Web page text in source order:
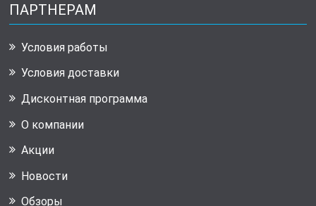
ПАРТНЕРАМ
Условия работы
Условия доставки
Дисконтная программа
О компании
Акции
Новости
Обзоры